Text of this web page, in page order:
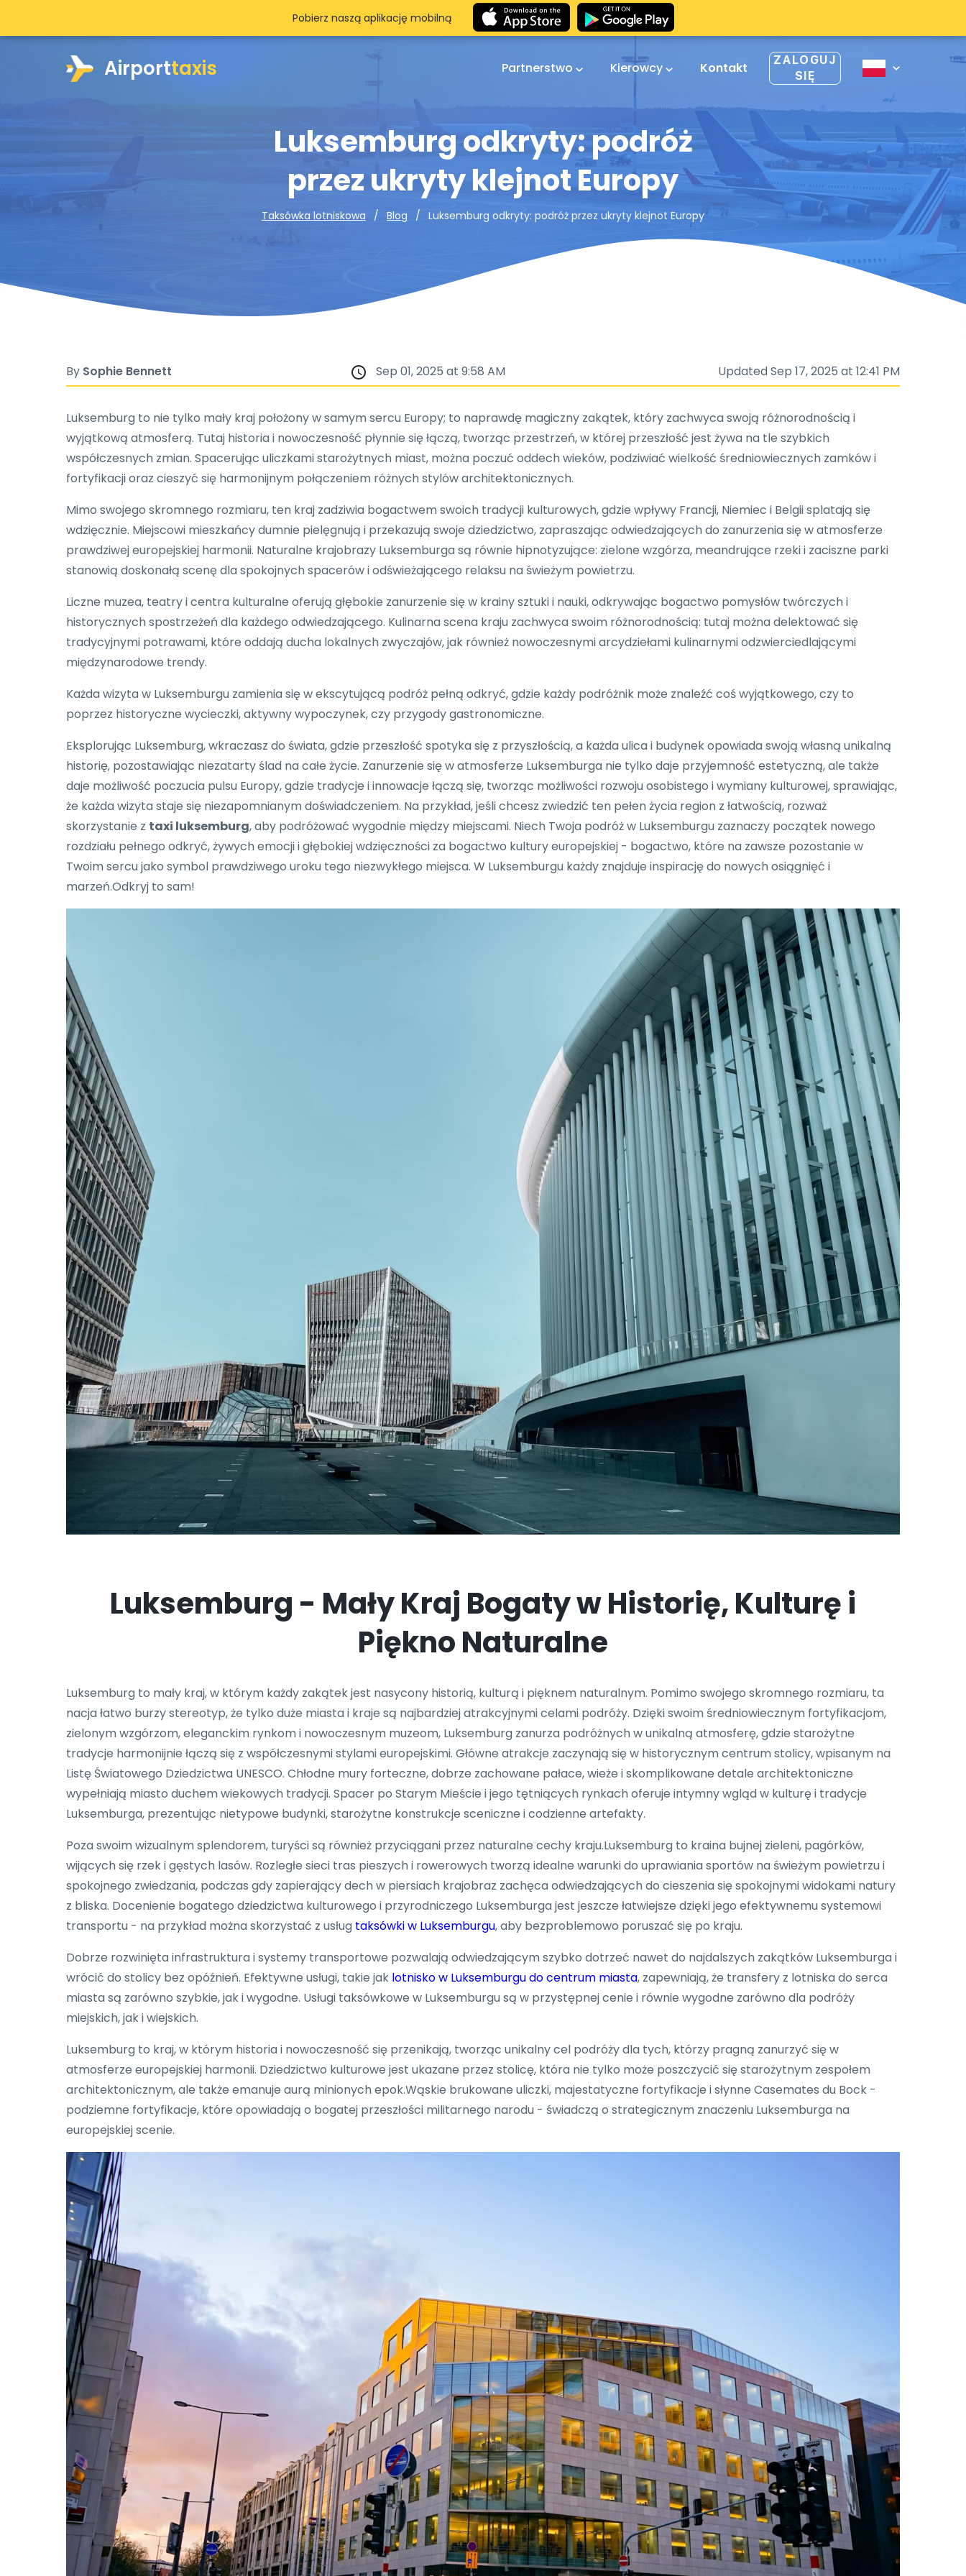
Airporttaxis Partnerstwo Kierowcy Kontakt
ZALOGUJ
SIĘ
Luksemburg odkryty: podróż
przez ukryty klejnot Europy
Taksówka lotniskowa Blog Luksemburg odkryty: podróż przez ukryty klejnot Europy
Pobierz naszą aplikację mobilną
By Sophie Bennett Sep 01, 2025 at 9:58 AM Updated Sep 17, 2025 at 12:41 PM
Luksemburg to nie tylko mały kraj położony w samym sercu Europy; to naprawdę magiczny zakątek, który zachwyca swoją różnorodnością i
wyjątkową atmosferą. Tutaj historia i nowoczesność płynnie się łączą, tworząc przestrzeń, w której przeszłość jest żywa na tle szybkich
współczesnych zmian. Spacerując uliczkami starożytnych miast, można poczuć oddech wieków, podziwiać wielkość średniowiecznych zamków i
fortyfikacji oraz cieszyć się harmonijnym połączeniem różnych stylów architektonicznych.
Mimo swojego skromnego rozmiaru, ten kraj zadziwia bogactwem swoich tradycji kulturowych, gdzie wpływy Francji, Niemiec i Belgii splatają się
wdzięcznie. Miejscowi mieszkańcy dumnie pielęgnują i przekazują swoje dziedzictwo, zapraszając odwiedzających do zanurzenia się w atmosferze
prawdziwej europejskiej harmonii. Naturalne krajobrazy Luksemburga są równie hipnotyzujące: zielone wzgórza, meandrujące rzeki i zaciszne parki
stanowią doskonałą scenę dla spokojnych spacerów i odświeżającego relaksu na świeżym powietrzu.
Liczne muzea, teatry i centra kulturalne oferują głębokie zanurzenie się w krainy sztuki i nauki, odkrywając bogactwo pomysłów twórczych i
historycznych spostrzeżeń dla każdego odwiedzającego. Kulinarna scena kraju zachwyca swoim różnorodnością: tutaj można delektować się
tradycyjnymi potrawami, które oddają ducha lokalnych zwyczajów, jak również nowoczesnymi arcydziełami kulinarnymi odzwierciedlającymi
międzynarodowe trendy.
Każda wizyta w Luksemburgu zamienia się w ekscytującą podróż pełną odkryć, gdzie każdy podróżnik może znaleźć coś wyjątkowego, czy to
poprzez historyczne wycieczki, aktywny wypoczynek, czy przygody gastronomiczne.
Eksplorując Luksemburg, wkraczasz do świata, gdzie przeszłość spotyka się z przyszłością, a każda ulica i budynek opowiada swoją własną unikalną
historię, pozostawiając niezatarty ślad na całe życie. Zanurzenie się w atmosferze Luksemburga nie tylko daje przyjemność estetyczną, ale także
daje możliwość poczucia pulsu Europy, gdzie tradycje i innowacje łączą się, tworząc możliwości rozwoju osobistego i wymiany kulturowej, sprawiając,
że każda wizyta staje się niezapomnianym doświadczeniem. Na przykład, jeśli chcesz zwiedzić ten pełen życia region z łatwością, rozważ
skorzystanie z taxi luksemburg, aby podróżować wygodnie między miejscami. Niech Twoja podróż w Luksemburgu zaznaczy początek nowego
rozdziału pełnego odkryć, żywych emocji i głębokiej wdzięczności za bogactwo kultury europejskiej - bogactwo, które na zawsze pozostanie w
Twoim sercu jako symbol prawdziwego uroku tego niezwykłego miejsca. W Luksemburgu każdy znajduje inspirację do nowych osiągnięć i
marzeń.Odkryj to sam!
Luksemburg - Mały Kraj Bogaty w Historię, Kulturę i
Piękno Naturalne
Luksemburg to mały kraj, w którym każdy zakątek jest nasycony historią, kulturą i pięknem naturalnym. Pomimo swojego skromnego rozmiaru, ta
nacja łatwo burzy stereotyp, że tylko duże miasta i kraje są najbardziej atrakcyjnymi celami podróży. Dzięki swoim średniowiecznym fortyfikacjom,
zielonym wzgórzom, eleganckim rynkom i nowoczesnym muzeom, Luksemburg zanurza podróżnych w unikalną atmosferę, gdzie starożytne
tradycje harmonijnie łączą się z współczesnymi stylami europejskimi. Główne atrakcje zaczynają się w historycznym centrum stolicy, wpisanym na
Listę Światowego Dziedzictwa UNESCO. Chłodne mury forteczne, dobrze zachowane pałace, wieże i skomplikowane detale architektoniczne
wypełniają miasto duchem wiekowych tradycji. Spacer po Starym Mieście i jego tętniących rynkach oferuje intymny wgląd w kulturę i tradycje
Luksemburga, prezentując nietypowe budynki, starożytne konstrukcje sceniczne i codzienne artefakty.
Poza swoim wizualnym splendorem, turyści są również przyciągani przez naturalne cechy kraju.Luksemburg to kraina bujnej zieleni, pagórków,
wijących się rzek i gęstych lasów. Rozległe sieci tras pieszych i rowerowych tworzą idealne warunki do uprawiania sportów na świeżym powietrzu i
spokojnego zwiedzania, podczas gdy zapierający dech w piersiach krajobraz zachęca odwiedzających do cieszenia się spokojnymi widokami natury
z bliska. Docenienie bogatego dziedzictwa kulturowego i przyrodniczego Luksemburga jest jeszcze łatwiejsze dzięki jego efektywnemu systemowi
transportu - na przykład można skorzystać z usług taksówki w Luksemburgu, aby bezproblemowo poruszać się po kraju.
Dobrze rozwinięta infrastruktura i systemy transportowe pozwalają odwiedzającym szybko dotrzeć nawet do najdalszych zakątków Luksemburga i
wrócić do stolicy bez opóźnień. Efektywne usługi, takie jak lotnisko w Luksemburgu do centrum miasta, zapewniają, że transfery z lotniska do serca
miasta są zarówno szybkie, jak i wygodne. Usługi taksówkowe w Luksemburgu są w przystępnej cenie i równie wygodne zarówno dla podróży
miejskich, jak i wiejskich.
Luksemburg to kraj, w którym historia i nowoczesność się przenikają, tworząc unikalny cel podróży dla tych, którzy pragną zanurzyć się w
atmosferze europejskiej harmonii. Dziedzictwo kulturowe jest ukazane przez stolicę, która nie tylko może poszczycić się starożytnym zespołem
architektonicznym, ale także emanuje aurą minionych epok.Wąskie brukowane uliczki, majestatyczne fortyfikacje i słynne Casemates du Bock -
podziemne fortyfikacje, które opowiadają o bogatej przeszłości militarnego narodu - świadczą o strategicznym znaczeniu Luksemburga na
europejskiej scenie.